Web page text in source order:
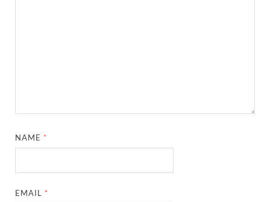
NAME *
EMAIL *